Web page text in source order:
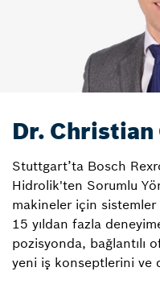
Dr. Christian
Stuttgart’ta Bosch
Hidrolik'ten Sorumlu
makineler için sistemler
15 yıldan fazla
pozisyonda, bağlantılı
yeni iş konseptlerini ve